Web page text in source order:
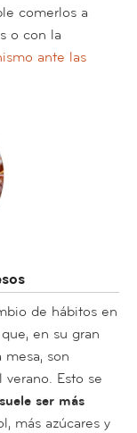
comerlos a
o con la
ante las
de hábitos en
en su gran
son
Esto se
ser más
más azúcares y